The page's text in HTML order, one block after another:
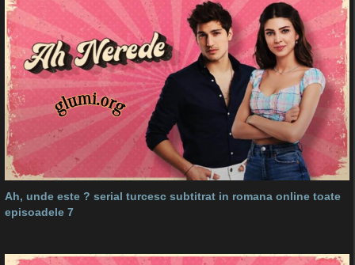
Ah, unde este ? serial turcesc subtitrat in romana online toate
episoadele 7